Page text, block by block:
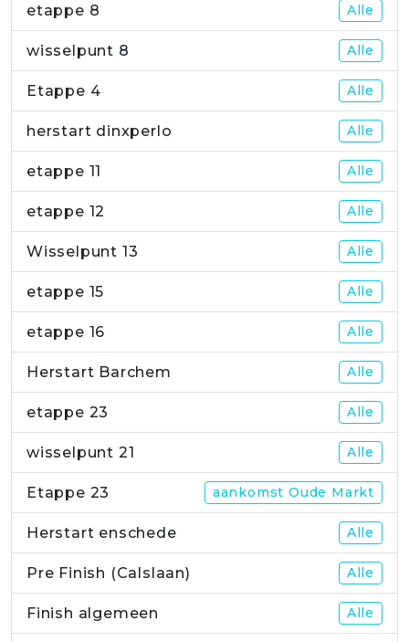
etappe 8 Alle
wisselpunt 8 Alle
Etappe 4 Alle
herstart dinxperlo Alle
etappe 11 Alle
etappe 12 Alle
Wisselpunt 13 Alle
etappe 15 Alle
etappe 16 Alle
Herstart Barchem Alle
etappe 23 Alle
wisselpunt 21 Alle
Etappe 23 aankomst Oude Markt
Herstart enschede Alle
Pre Finish (Calslaan) Alle
Finish algemeen Alle